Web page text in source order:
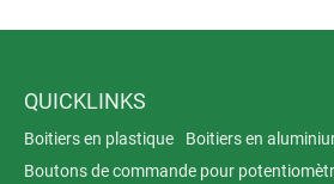
QUICKLINKS
Boitiers en plastique
Boitiers en
Boutons de commande pour